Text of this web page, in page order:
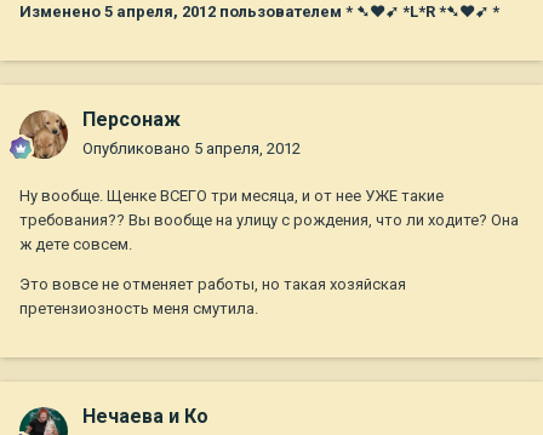
Изменено 5 апреля, 2012 пользователем * ➷❤➹ *L*R *➷❤➹ *
Персонаж
Опубликовано 5 апреля, 2012
Ну вообще. Щенке ВСЕГО три месяца, и от нее УЖЕ такие
требования?? Вы вообще на улицу с рождения, что ли ходите? Она
ж дете совсем.
Это вовсе не отменяет работы, но такая хозяйская
претензиозность меня смутила.
Нечаева и Ко